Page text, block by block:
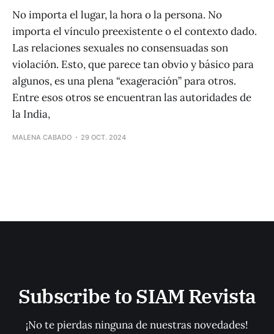
No importa el lugar, la hora o la persona. No
importa el vínculo preexistente o el contexto dado.
Las relaciones sexuales no consensuadas son
violación. Esto, que parece tan obvio y básico para
algunos, es una plena “exageración” para otros.
Entre esos otros se encuentran las autoridades de
la India,
MALENA CABADO 29 OCT. 2024
Subscribe to SIAM Revista
¡No te pierdas ninguna de nuestras novedades!